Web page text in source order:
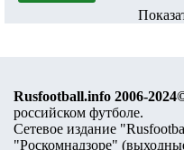
Rusfootball.info 2006-
российском футболе.
Сетевое издание
"Роскомнадзоре" (